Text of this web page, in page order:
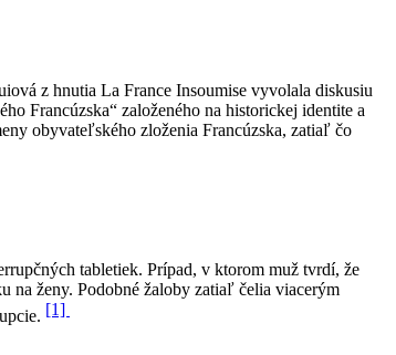
z hnutia La France Insoumise vyvolala diskusiu
Francúzska“ založeného na historickej identite a
obyvateľského zloženia Francúzska, zatiaľ čo
tabletiek. Prípad, v ktorom muž tvrdí, že
na ženy. Podobné žaloby zatiaľ čelia viacerým
[1]